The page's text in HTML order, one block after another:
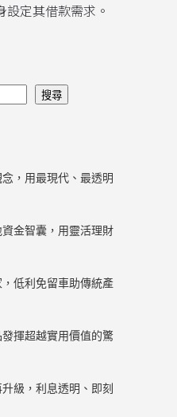
定其借款需求。
搜尋
，用最現代、最透明
金智囊，用靈活理財
低利免留車助傳統產
揮超越實用價值的驚
級，利息透明、即刻